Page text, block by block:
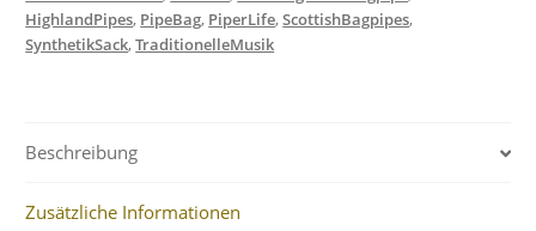
HighlandPipes, PipeBag, PiperLife,ScottishBagpipes,
SynthetikSack,TraditionelleMusik
Beschreibung
Zusätzliche Informationen